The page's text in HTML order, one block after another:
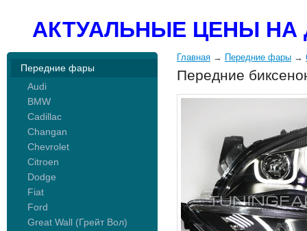
АКТУАЛЬНЫЕ ЦЕНЫ
Передние фары
Audi
BMW
Cadillac
Changan
Chevrolet
Citroen
Dodge
Fiat
Ford
Great Wall (Грейт Вол)
Главная → Передние фары →
Передние